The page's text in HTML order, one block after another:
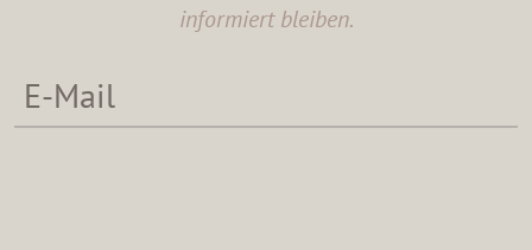
informiert bleiben.